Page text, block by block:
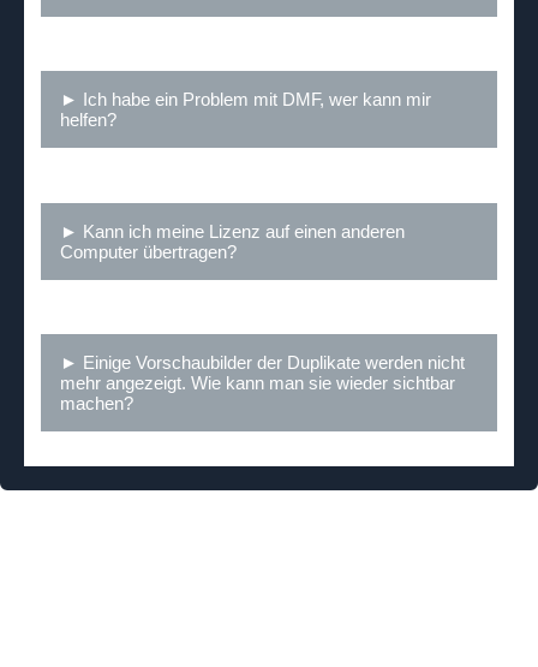
► Ich habe ein Problem mit DMF, wer kann mir
helfen?
► Kann ich meine Lizenz auf einen anderen
Computer übertragen?
► Einige Vorschaubilder der Duplikate werden nicht
mehr angezeigt. Wie kann man sie wieder sichtbar
machen?